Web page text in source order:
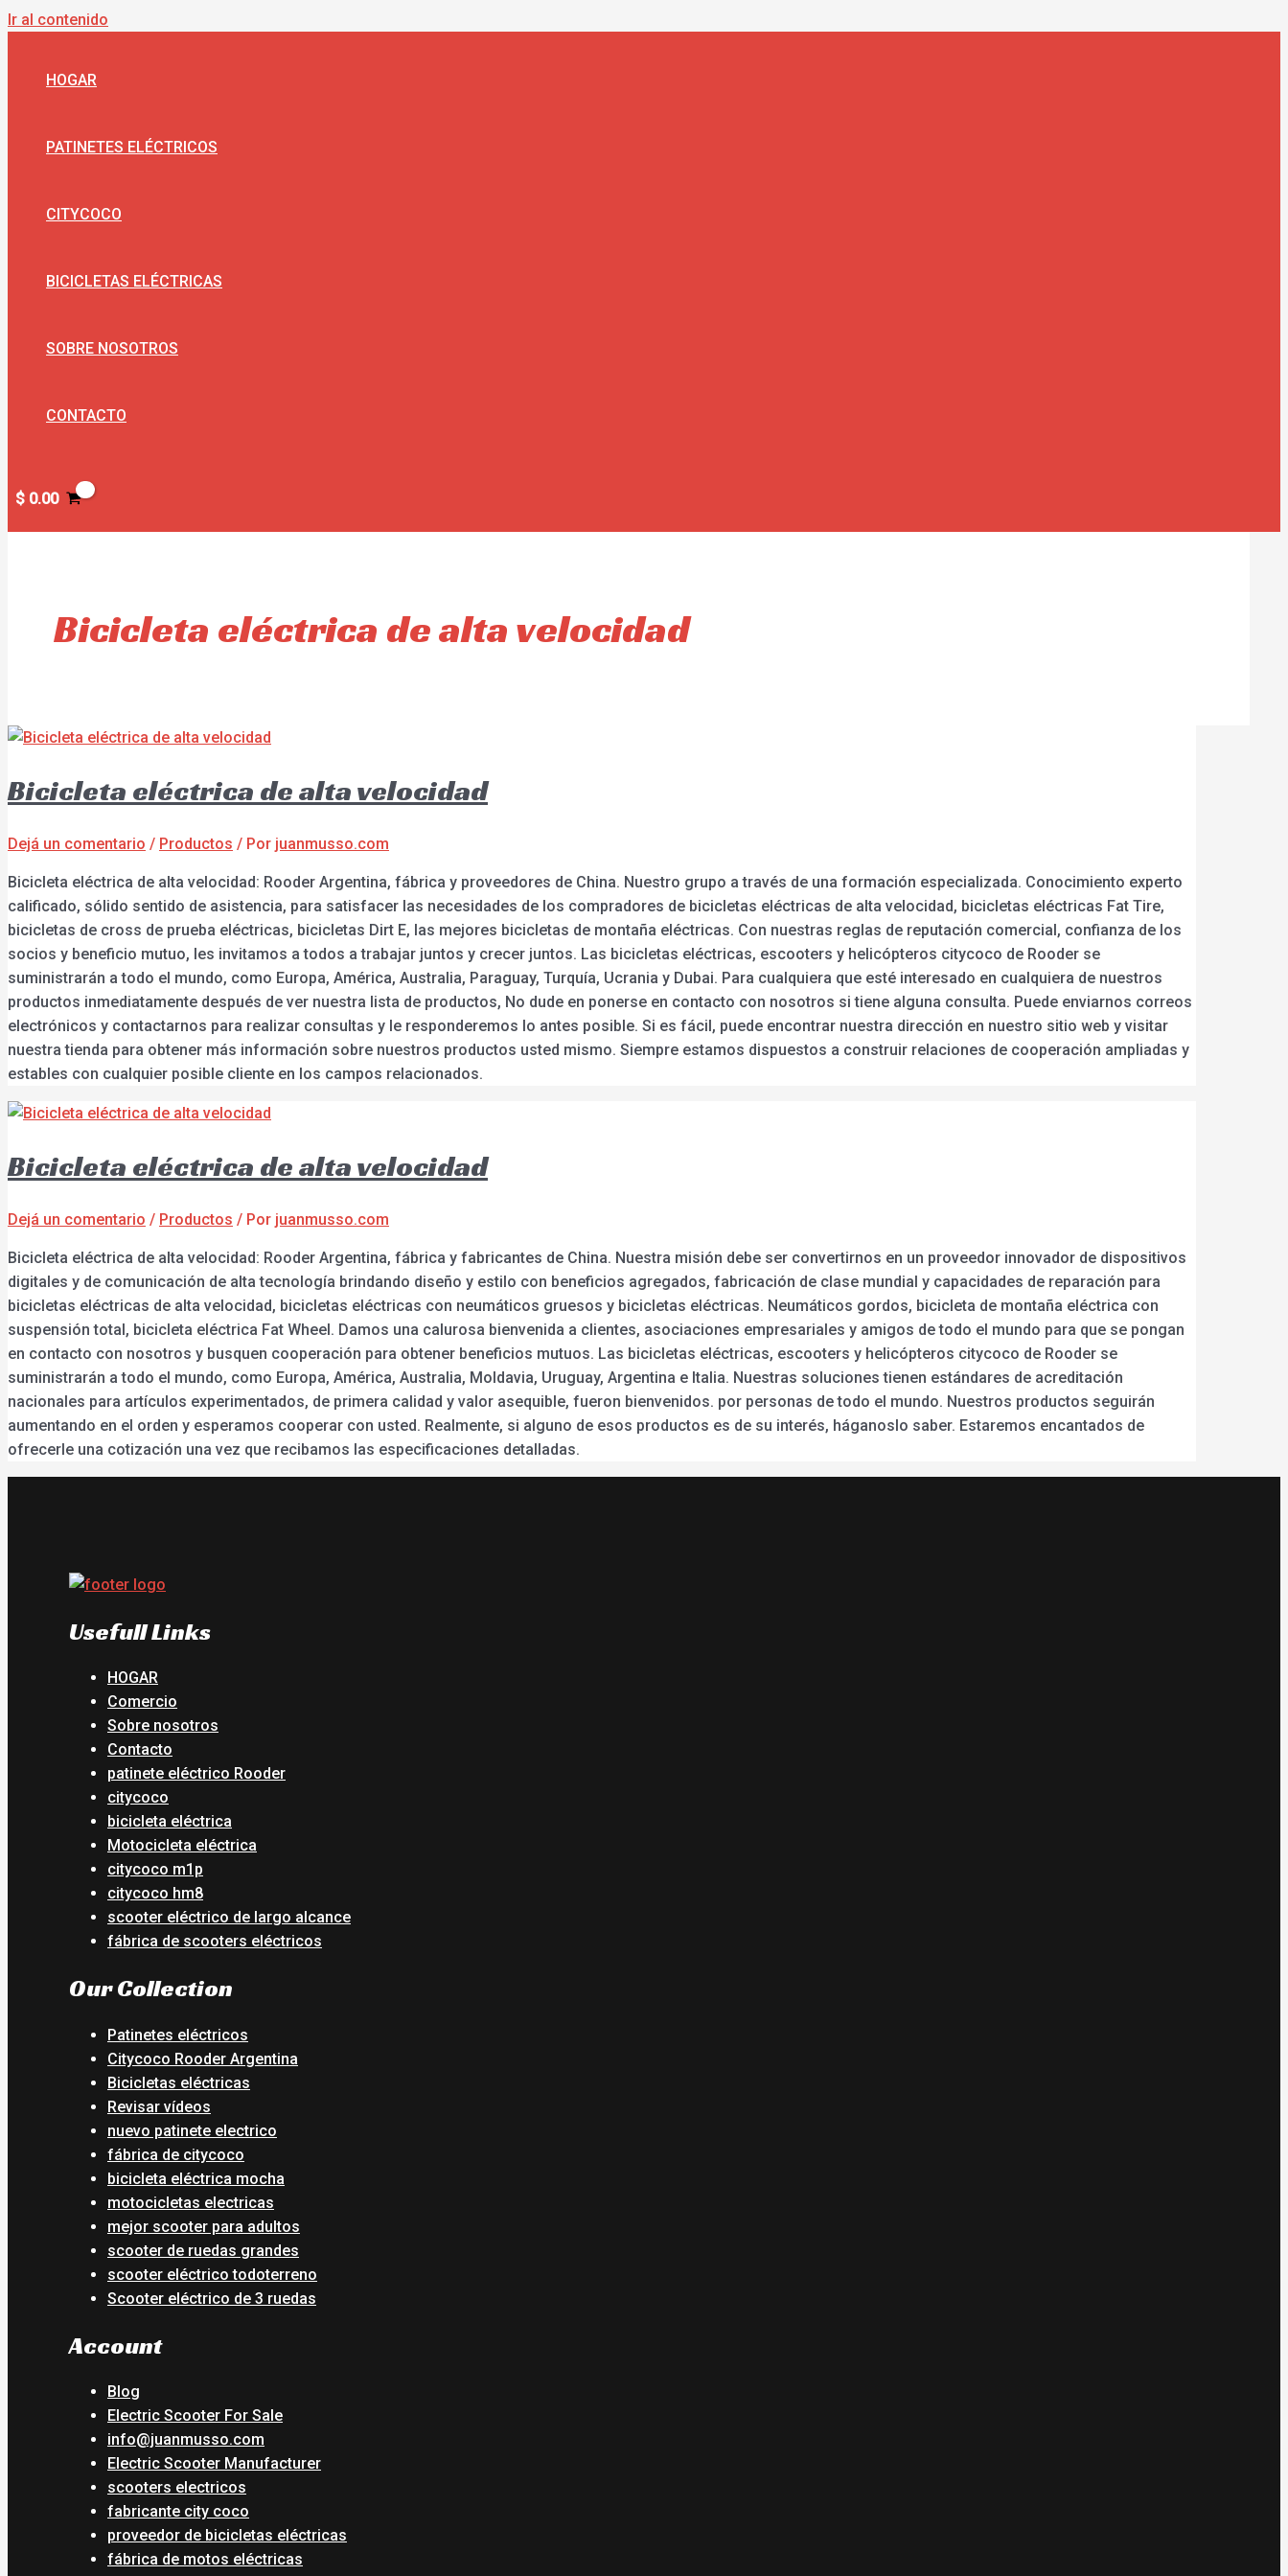
Ir al contenido
HOGAR
PATINETES ELÉCTRICOS
CITYCOCO
BICICLETAS ELÉCTRICAS
SOBRE NOSOTROS
CONTACTO
$ 0.00
Bicicleta eléctrica de alta velocidad
Bicicleta eléctrica de alta velocidad
Dejá un comentario / Productos / Por juanmusso.com
Bicicleta eléctrica de alta velocidad: Rooder Argentina, fábrica y proveedores de China. Nuestro grupo a través de una formación especializada. Conocimiento experto
calificado, sólido sentido de asistencia, para satisfacer las necesidades de los compradores de bicicletas eléctricas de alta velocidad, bicicletas eléctricas Fat Tire,
bicicletas de cross de prueba eléctricas, bicicletas Dirt E, las mejores bicicletas de montaña eléctricas. Con nuestras reglas de reputación comercial, confianza de los
socios y beneficio mutuo, les invitamos a todos a trabajar juntos y crecer juntos. Las bicicletas eléctricas, escooters y helicópteros citycoco de Rooder se
suministrarán a todo el mundo, como Europa, América, Australia, Paraguay, Turquía, Ucrania y Dubai. Para cualquiera que esté interesado en cualquiera de nuestros
productos inmediatamente después de ver nuestra lista de productos, No dude en ponerse en contacto con nosotros si tiene alguna consulta. Puede enviarnos correos
electrónicos y contactarnos para realizar consultas y le responderemos lo antes posible. Si es fácil, puede encontrar nuestra dirección en nuestro sitio web y visitar
nuestra tienda para obtener más información sobre nuestros productos usted mismo. Siempre estamos dispuestos a construir relaciones de cooperación ampliadas y
estables con cualquier posible cliente en los campos relacionados.
Bicicleta eléctrica de alta velocidad
Dejá un comentario / Productos / Por juanmusso.com
Bicicleta eléctrica de alta velocidad: Rooder Argentina, fábrica y fabricantes de China. Nuestra misión debe ser convertirnos en un proveedor innovador de dispositivos
digitales y de comunicación de alta tecnología brindando diseño y estilo con beneficios agregados, fabricación de clase mundial y capacidades de reparación para
bicicletas eléctricas de alta velocidad, bicicletas eléctricas con neumáticos gruesos y bicicletas eléctricas. Neumáticos gordos, bicicleta de montaña eléctrica con
suspensión total, bicicleta eléctrica Fat Wheel. Damos una calurosa bienvenida a clientes, asociaciones empresariales y amigos de todo el mundo para que se pongan
en contacto con nosotros y busquen cooperación para obtener beneficios mutuos. Las bicicletas eléctricas, escooters y helicópteros citycoco de Rooder se
suministrarán a todo el mundo, como Europa, América, Australia, Moldavia, Uruguay, Argentina e Italia. Nuestras soluciones tienen estándares de acreditación
nacionales para artículos experimentados, de primera calidad y valor asequible, fueron bienvenidos. por personas de todo el mundo. Nuestros productos seguirán
aumentando en el orden y esperamos cooperar con usted. Realmente, si alguno de esos productos es de su interés, háganoslo saber. Estaremos encantados de
ofrecerle una cotización una vez que recibamos las especificaciones detalladas.
Usefull Links
HOGAR
Comercio
Sobre nosotros
Contacto
patinete eléctrico Rooder
citycoco
bicicleta eléctrica
Motocicleta eléctrica
citycoco m1p
citycoco hm8
scooter eléctrico de largo alcance
fábrica de scooters eléctricos
Our Collection
Patinetes eléctricos
Citycoco Rooder Argentina
Bicicletas eléctricas
Revisar vídeos
nuevo patinete electrico
fábrica de citycoco
bicicleta eléctrica mocha
motocicletas electricas
mejor scooter para adultos
scooter de ruedas grandes
scooter eléctrico todoterreno
Scooter eléctrico de 3 ruedas
Account
Blog
Electric Scooter For Sale
info@juanmusso.com
Electric Scooter Manufacturer
scooters electricos
fabricante city coco
proveedor de bicicletas eléctricas
fábrica de motos eléctricas